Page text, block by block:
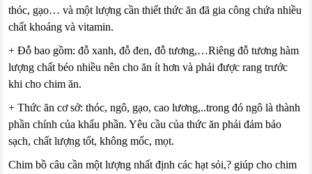
thóc, gạo… và một lượng cần thiết thức ăn đã gia công chứa nhiều
chất khoáng và vitamin.
+ Đỗ bao gồm: đỗ xanh, đỗ đen, đỗ tương,…Riêng đỗ tương hàm
lượng chất béo nhiều nên cho ăn ít hơn và phải được rang trước
khi cho chim ăn.
+ Thức ăn cơ sở: thóc, ngô, gạo, cao lương,..trong đó ngô là thành
phần chính của khẩu phần. Yêu cầu của thức ăn phải đảm bảo
sạch, chất lượng tốt, không mốc, mọt.
Chim bồ câu cần một lượng nhất định các hạt sỏi,? giúp cho chim